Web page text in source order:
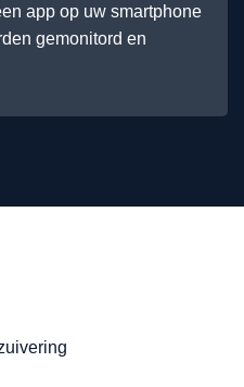
app op uw smartphone
gemonitord en